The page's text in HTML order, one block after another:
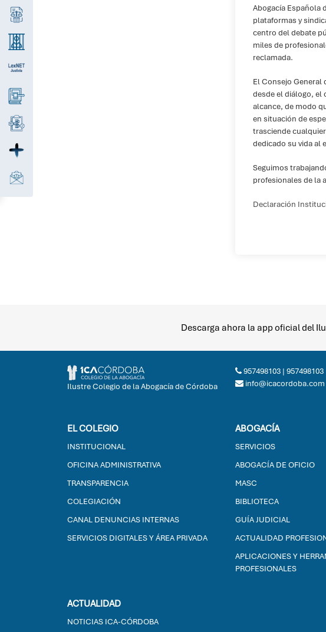
Abogacía Española
plataformas y
centro del debate
miles de
reclamada.
El Consejo General
desde el diálogo, el
alcance, de modo
en situación de
trasciende
dedicado su vida al
Seguimos
profesionales de la
Declaración
Descarga ahora la app oficial del
Ilustre Colegio de la Abogacía de Córdoba
957498103 | 957498103
info@icacordoba.com
EL COLEGIO
INSTITUCIONAL
OFICINA ADMINISTRATIVA
TRANSPARENCIA
COLEGIACIÓN
CANAL DENUNCIAS INTERNAS
SERVICIOS DIGITALES Y ÁREA PRIVADA
ABOGACÍA
SERVICIOS
ABOGACÍA DE OFICIO
MASC
BIBLIOTECA
GUÍA JUDICIAL
ACTUALIDAD
APLICACIONES Y
PROFESIONALES
ACTUALIDAD
NOTICIAS ICA-CÓRDOBA